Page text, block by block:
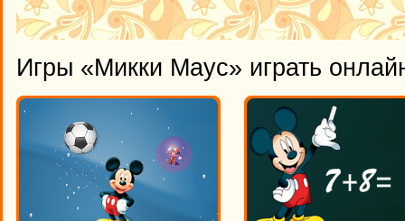
Игры «Микки Маус» играть